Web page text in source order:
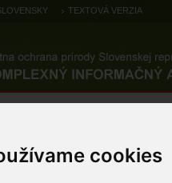
cookies
TEXTOVÁ VERZIA
a výskytové dáta